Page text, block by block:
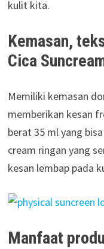
kulit kita.
Kemasan,
Cica
Memiliki kemasan
memberikan kesan
berat 35 ml yang
cream ringan yang
kesan lembap pada
Manfaat